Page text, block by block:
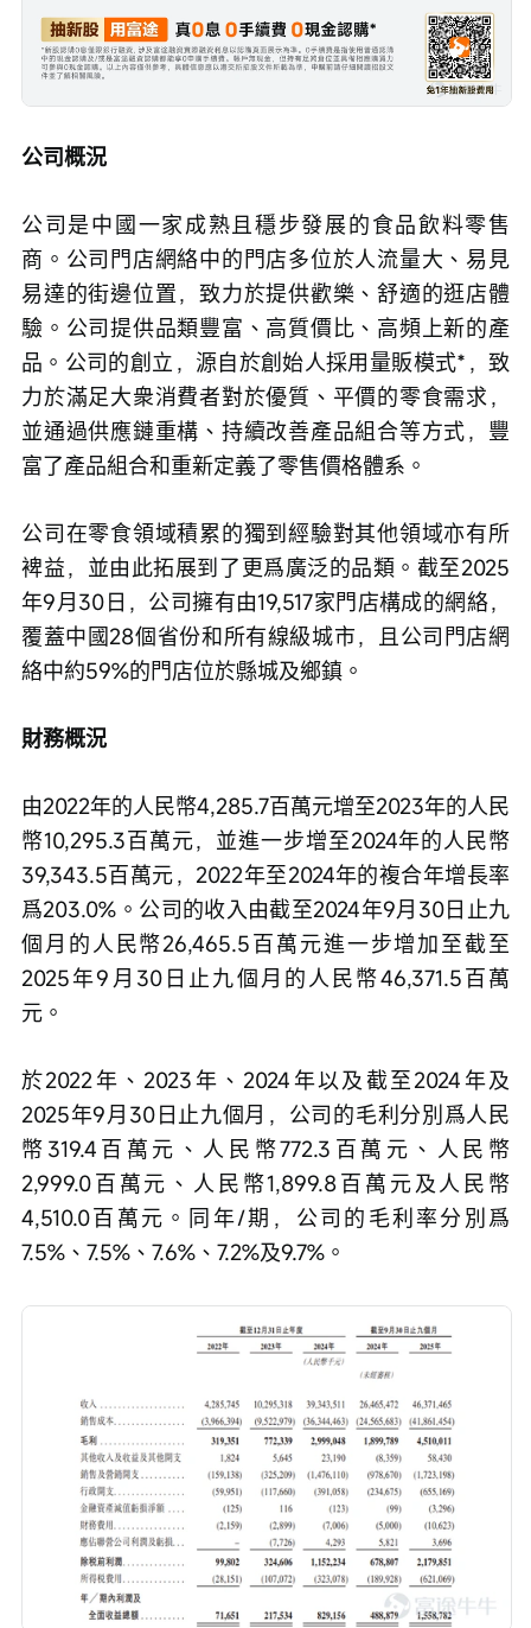
公司概況
公司是中國一家成熟且穩步發展的食品飲料零售
商。公司門店網絡中的門店多位於人流量大、易見
易達的街邊位置，致力於提供歡樂、舒適的逛店體
驗。公司提供品類豐富、高質價比、高頻上新的產
品。公司的創立，源自於創始人採用量販模式*，致
力於滿足大衆消費者對於優質、平價的零食需求，
並通過供應鏈重構、持續改善產品組合等方式，豐
富了產品組合和重新定義了零售價格體系。
公司在零食領域積累的獨到經驗對其他領域亦有所
裨益，並由此拓展到了更爲廣泛的品類。截至2025
年9月30日，公司擁有由19,517家門店構成的網絡，
覆蓋中國28個省份和所有線級城市，且公司門店網
絡中約59%的門店位於縣城及鄉鎮。
財務概況
由2022年的人民幣4,285.7百萬元增至2023年的人民
幣10,295.3百萬元，並進一步增至2024年的人民幣
39,343.5百萬元，2022年至2024年的複合年增長率
爲203.0%。公司的收入由截至2024年9月30日止九
個月的人民幣26,465.5百萬元進一步增加至截至
2025年9月30日止九個月的人民幣46,371.5百萬
元。
於2022年、2023年、2024年以及截至2024年及
2025年9月30日止九個月，公司的毛利分別爲人民
幣319.4百萬元、人民幣772.3百萬元、人民幣
2,999.0百萬元、人民幣1,899.8百萬元及人民幣
4,510.0百萬元。同年/期，公司的毛利率分別爲
7.5%、7.5%、7.6%、7.2%及9.7%。